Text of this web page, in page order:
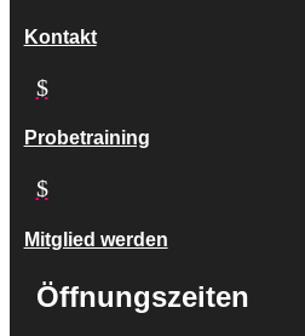
Kontakt
$
Probetraining
$
Mitglied werden
Öffnungszeiten